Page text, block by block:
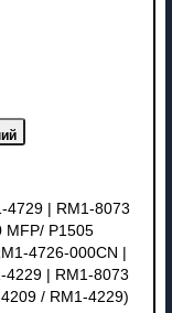
4729 | RM1-8073
MFP/ P1505
4726-000CN |
4229 | RM1-8073
/ RM1-4229)